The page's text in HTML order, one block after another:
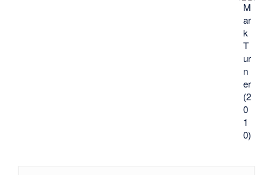
M
ar
k
T
ur
n
er
(2
0
1
0)